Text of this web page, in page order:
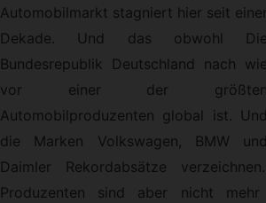
Automobilmarkt stagniert hier seit einer
Dekade. Und das obwohl Die
Bundesrepublik Deutschland nach wie
vor einer der größten
Automobilproduzenten global ist. Und
die Marken Volkswagen, BMW und
Daimler Rekordabsätze
Produzenten sind aber nicht